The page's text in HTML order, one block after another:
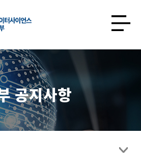
과
열기
공지사항